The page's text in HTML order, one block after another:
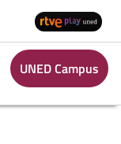
UNED Campus